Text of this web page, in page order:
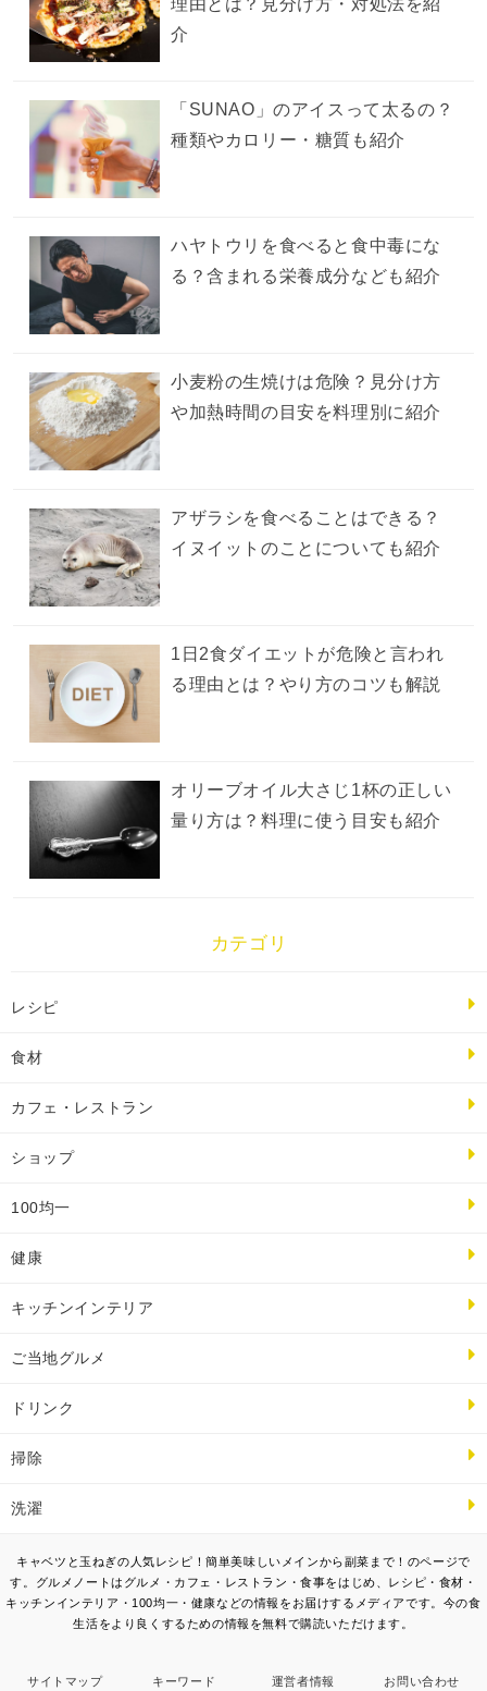
理由とは？見分け方・対処法を紹
介
「SUNAO」のアイスって太るの？
種類やカロリー・糖質も紹介
ハヤトウリを食べると食中毒にな
る？含まれる栄養成分なども紹介
小麦粉の生焼けは危険？見分け方
や加熱時間の目安を料理別に紹介
アザラシを食べることはできる？
イヌイットのことについても紹介
1日2食ダイエットが危険と言われ
る理由とは？やり方のコツも解説
オリーブオイル大さじ1杯の正しい
量り方は？料理に使う目安も紹介
カテゴリ
レシピ
食材
カフェ・レストラン
ショップ
100均一
健康
キッチンインテリア
ご当地グルメ
ドリンク
掃除
洗濯
キャベツと玉ねぎの人気レシピ！簡単美味しいメインから副菜まで！のページで
す。グルメノートはグルメ・カフェ・レストラン・食事をはじめ、レシピ・食材・
キッチンインテリア・100均一・健康などの情報をお届けするメディアです。今の食
生活をより良くするための情報を無料で購読いただけます。
サイトマップ キーワード 運営者情報 お問い合わせ